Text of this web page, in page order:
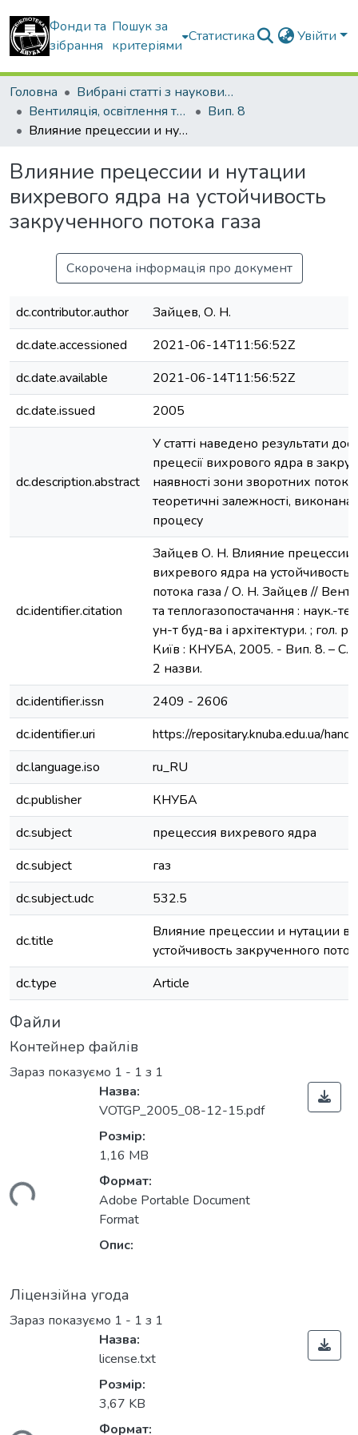
Фонди та
зібрання
Пошук за
критеріями
Статистика Увійти
Головна
Вибрані статті з наукових збірників КНУБА
Вентиляція, освітлення та теплогазопостачання
Вип. 8
Влияние прецессии и нутации вихревого ядра на устойчивость закрученного потока газа
Влияние прецессии и нутации
вихревого ядра на устойчивость
закрученного потока газа
Скорочена інформація про документ
dc.contributor.author
Зайцев, О. Н.
dc.date.accessioned
2021-06-14T11:56:52Z
dc.date.available
2021-06-14T11:56:52Z
dc.date.issued
2005
dc.description.abstract
У статті наведено результати
прецесії вихрового ядра в
наявності зони зворотних
теоретичні залежності, виконана
процесу
dc.identifier.citation
Зайцев О. Н. Влияние прецессии
вихревого ядра на устойчивость
потока газа / О. Н. Зайцев //
та теплогазопостачання : наук.-
ун-т буд-ва і архітектури. ; гол.
Київ : КНУБА, 2005. - Вип. 8. – C.
2 назви.
dc.identifier.issn
2409 - 2606
dc.identifier.uri
https://repositary.knuba.edu.ua/
dc.language.iso
ru_RU
dc.publisher
КНУБА
dc.subject
прецессия вихревого ядра
dc.subject
газ
dc.subject.udc
532.5
dc.title
Влияние прецессии и нутации
устойчивость закрученного
dc.type
Article
Файли
Контейнер файлів
Зараз показуємо 1 - 1 з 1
Назва:
VOTGP_2005_08-12-15.pdf
Розмір:
1,16 MB
Формат:
Adobe Portable Document
Format
Опис:
Ліцензійна угода
Зараз показуємо 1 - 1 з 1
Назва:
license.txt
Розмір:
3,67 KB
Формат: